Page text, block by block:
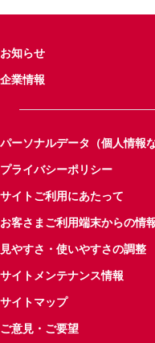
お知らせ
企業情報
パーソナルデータ（個人情報
プライバシーポリシー
サイトご利用にあたって
お客さまご利用端末からの情
見やすさ・使いやすさの調整
サイトメンテナンス情報
サイトマップ
ご意見・ご要望